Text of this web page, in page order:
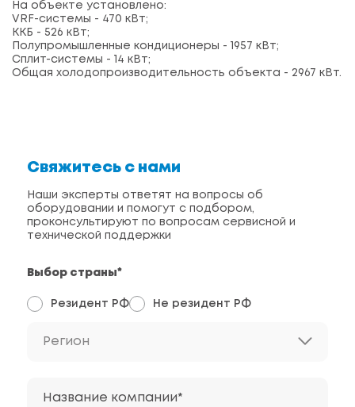
На объекте установлено:
VRF-системы - 470 кВт;
ККБ - 526 кВт;
Полупромышленные кондиционеры - 1957 кВт;
Сплит-системы - 14 кВт;
Общая холодопроизводительность объекта - 2967 кВт.
Свяжитесь с нами
Наши эксперты ответят на вопросы об
оборудовании и помогут с подбором,
проконсультируют по вопросам сервисной и
технической поддержки
Выбор страны*
Резидент РФ Не резидент РФ
Регион
Название компании*